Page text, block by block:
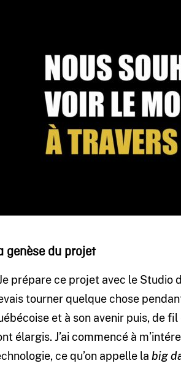
genèse du projet
prépare ce projet avec le Studio
tourner quelque chose
et à son avenir puis, de
élargis. J’ai commencé à
ce qu’on appelle la big